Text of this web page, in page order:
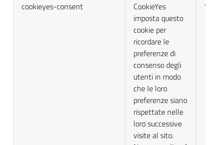
cookieyes-consent
CookieYes
imposta questo
cookie per
ricordare le
preferenze di
consenso degli
utenti in modo
che le loro
preferenze siano
rispettate nelle
loro successive
visite al sito.
1